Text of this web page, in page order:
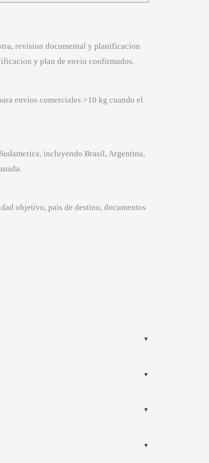
revision documental y planificacion
y plan de envio confirmados.
envios comerciales >10 kg cuando el
incluyendo Brasil, Argentina,
objetivo, pais de destino, documentos